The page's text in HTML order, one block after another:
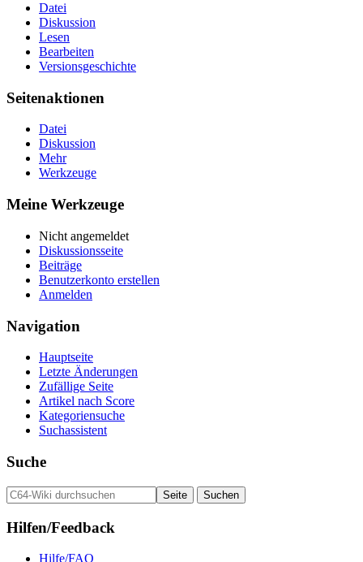
Datei
Diskussion
Lesen
Bearbeiten
Versionsgeschichte
Seitenaktionen
Datei
Diskussion
Mehr
Werkzeuge
Meine Werkzeuge
Nicht angemeldet
Diskussionsseite
Beiträge
Benutzerkonto erstellen
Anmelden
Navigation
Hauptseite
Letzte Änderungen
Zufällige Seite
Artikel nach Score
Kategoriensuche
Suchassistent
Suche
Hilfen/Feedback
Hilfe/FAQ